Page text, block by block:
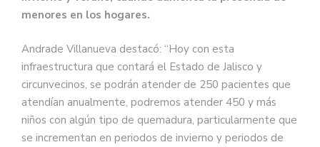
2024
menores en los hogares.
Andrade Villanueva destacó: “Hoy con esta
infraestructura que contará el Estado de Jalisco y
circunvecinos, se podrán atender de 250 pacientes que
atendían anualmente, podremos atender 450 y más
niños con algún tipo de quemadura, particularmente que
se incrementan en periodos de invierno y periodos de